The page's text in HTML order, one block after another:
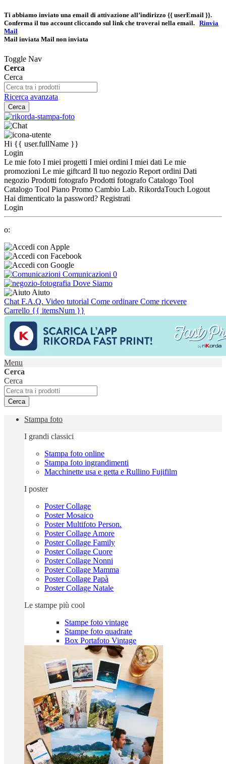
Ti abbiamo inviato una email di attivazione all’indirizzo {{ userEmail }}.
Conferma il tuo account cliccando sul link che troverai nella email. Rinvia
Mail
Mail inviata Mail non inviata
Toggle Nav
Cerca
Cerca
Ricerca avanzata
Cerca
Hi {{ user.fullName }}
Login
Le mie foto I miei progetti I miei ordini I miei dati Le mie
promozioni Le mie giftcard Il tuo negozio Report ordini Dati
negozio Prodotti fotografo Prodotti fotografo Catalogo Tool
Catalogo Tool Piano Promo Cambio Lab. RikordaTouch Logout
Hai dimenticato la password? Registrati
Login
o:
Comunicazioni 0
Dove Siamo
Aiuto
Chat F.A.Q. Video tutorial Come ordinare Come ricevere
Carrello {{ itemsNum }}
Menu
Cerca
Cerca
Cerca
Stampa foto
I grandi classici
Stampa foto online
Stampa foto ingrandimenti
Macchinette usa e getta e Rullino Fujifilm
I poster
Poster Collage
Poster Mosaico
Poster Multifoto Person.
Poster Collage Amore
Poster Collage Family
Poster Collage Cuore
Poster Collage Nonni
Poster Collage Mamma
Poster Collage Papà
Poster Collage Natale
Le stampe più cool
Stampe foto vintage
Stampe foto quadrate
Box Portafoto Vintage